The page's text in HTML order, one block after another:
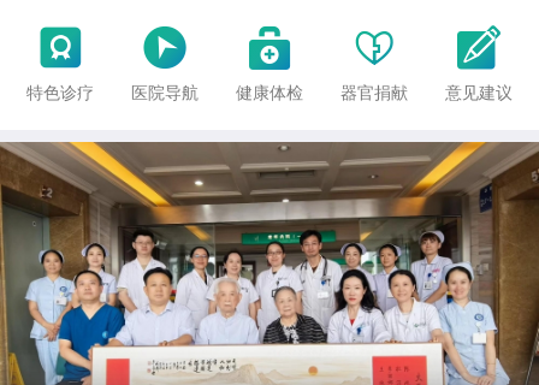

特色诊疗

医院导航

健康体检

器官捐献

意见建议